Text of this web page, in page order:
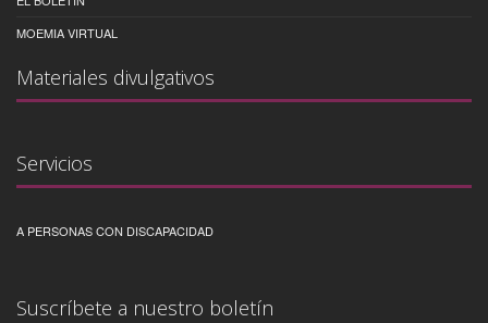
MOEMIA VIRTUAL
Materiales divulgativos
Servicios
A PERSONAS CON DISCAPACIDAD
Suscríbete a nuestro boletín